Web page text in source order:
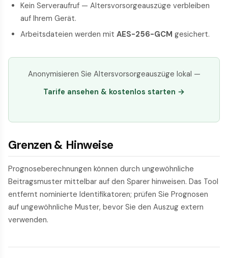
Kein Serveraufruf — Altersvorsorgeauszüge verbleiben
auf Ihrem Gerät.
Arbeitsdateien werden mit AES-256-GCM gesichert.
Anonymisieren Sie Altersvorsorgeauszüge lokal —
Tarife ansehen & kostenlos starten →
Grenzen & Hinweise
Prognoseberechnungen können durch ungewöhnliche
Beitragsmuster mittelbar auf den Sparer hinweisen. Das Tool
entfernt nominierte Identifikatoren; prüfen Sie Prognosen
auf ungewöhnliche Muster, bevor Sie den Auszug extern
verwenden.